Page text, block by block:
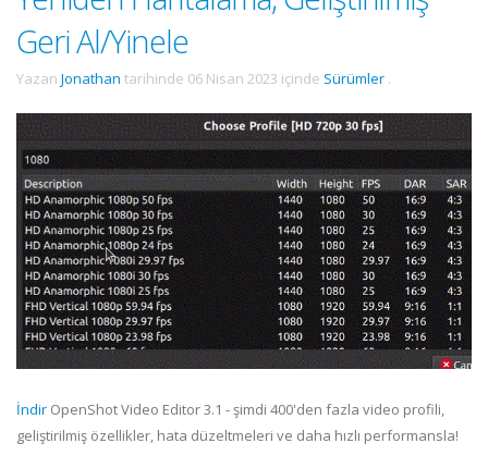
Geri Al/Yinele
Yazan Jonathan tarihinde 06 Nisan 2023 içinde Sürümler .
İndir OpenShot Video Editor 3.1 - şimdi 400'den fazla video profili,
geliştirilmiş özellikler, hata düzeltmeleri ve daha hızlı performansla!